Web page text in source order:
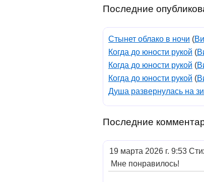
Последние
Стынет облако в ночи (
Когда до юности рукой (
Когда до юности рукой (
Когда до юности рукой (
Душа развернулась на
Последние
19 марта 2026 г. 9:53
Мне понравилось!